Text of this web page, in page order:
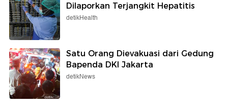
Dilaporkan Terjangkit Hepatitis
detikHealth
Satu Orang Dievakuasi dari Gedung
Bapenda DKI Jakarta
detikNews